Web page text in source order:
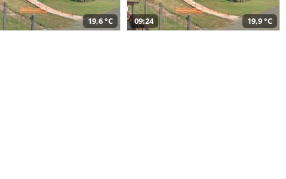
19,6 °C 09:24 19,9 °C